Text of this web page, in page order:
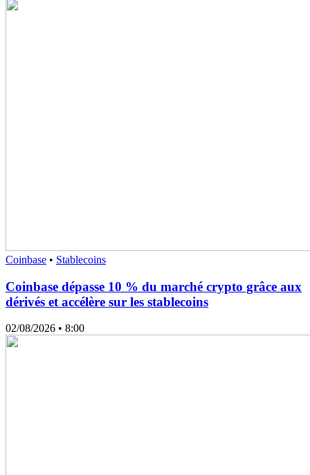
Coinbase • Stablecoins
Coinbase dépasse 10 % du marché crypto grâce aux
dérivés et accélère sur les stablecoins
02/08/2026 • 8:00